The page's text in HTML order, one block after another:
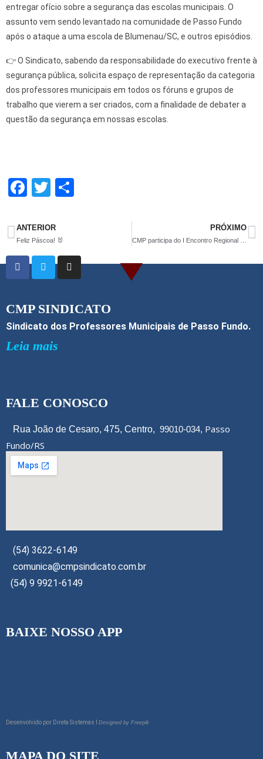
entregar ofício sobre a segurança das escolas municipais. O
assunto vem sendo levantado na comunidade de Passo Fundo
após o ataque a uma escola de Blumenau/SC, e outros episódios.
👉 O Sindicato, sabendo da responsabilidade do executivo frente à
segurança pública, solicita espaço de representação da categoria
dos professores municipais em todos os fóruns e grupos de
trabalho que vierem a ser criados, com a finalidade de debater a
questão da segurança em nossas escolas.
F
ce
b
o
o
k
T
tt
er
ANTERIOR
Feliz Páscoa! 🐰
PRÓXIMO
CMP SINDICATO
Sindicato dos Professores Municipais de Passo Fundo.
Leia mais
FALE CONOSCO
Rua João de Cesaro, 475, Centro, 99010-034, Passo
Fundo/RS
(54) 3622-6149
comunica@cmpsindicato.com.br
(54) 9 9921-6149
BAIXE NOSSO APP
Desenvolvido por Direta Sistemas I Designed by Freepik
MAPA DO SITE